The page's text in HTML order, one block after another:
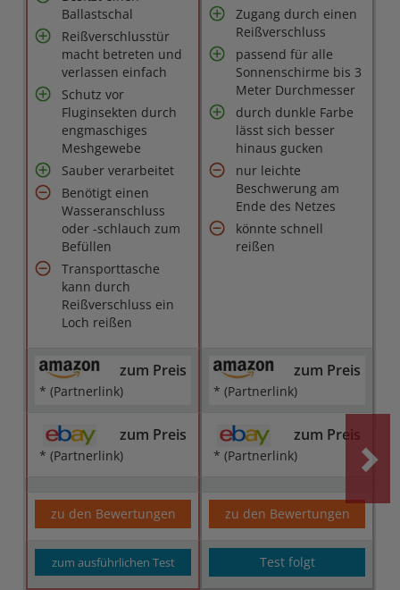
Ballastschal
Reißverschlusstür
macht betreten und
verlassen einfach
Schutz vor
Fluginsekten durch
engmaschiges
Meshgewebe
Sauber verarbeitet
Benötigt einen
Wasseranschluss
oder -schlauch zum
Befüllen
Transporttasche
kann durch
Reißverschluss ein
Loch reißen
Zugang durch einen
Reißverschluss
passend für alle
Sonnenschirme bis 3
Meter Durchmesser
durch dunkle Farbe
lässt sich besser
hinaus gucken
nur leichte
Beschwerung am
Ende des Netzes
könnte schnell
reißen
zum Preis
* (Partnerlink)
zum Preis
* (Partnerlink)
zum Preis
* (Partnerlink)
zum Preis
* (Partnerlink)
zu den Bewertungen zu den Bewertungen
zum ausführlichen Test Test folgt